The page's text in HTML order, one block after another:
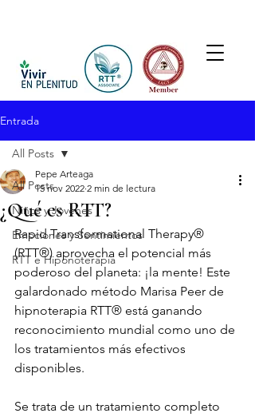
Entrada
All Posts
Niños y Jovenes
Emociones y Sentimientos
RTT e Hiponoterapia
All Posts
¿Qué es RTT?
Pepe Arteaga
15 nov 2022 2 min de lectura
Rapid Transformational Therapy®
(RTT®) aprovecha el potencial más
poderoso del planeta: ¡la mente! Este
galardonado método Marisa Peer de
hipnoterapia RTT® está ganando
reconocimiento mundial como uno de
los tratamientos más efectivos
disponibles.
Se trata de un tratamiento completo